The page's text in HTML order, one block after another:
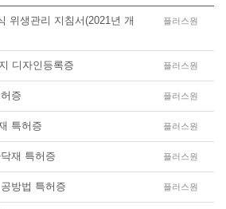
위생관리 지침서(2021년 개
플러스원
디자인등록증 플러스원
증 플러스원
특허증 플러스원
재 특허증 플러스원
방법 특허증 플러스원